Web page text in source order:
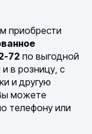
приобрести
72 по выгодной
в розницу, с
и другую
можете
телефону или